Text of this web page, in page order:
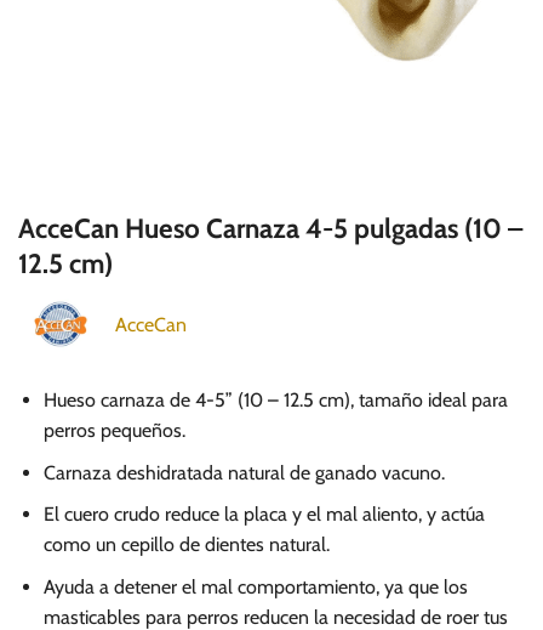
AcceCan Hueso Carnaza 4-5 pulgadas (10 –
12.5 cm)
AcceCan
Hueso carnaza de 4-5” (10 – 12.5 cm), tamaño ideal para
perros pequeños.
Carnaza deshidratada natural de ganado vacuno.
El cuero crudo reduce la placa y el mal aliento, y actúa
como un cepillo de dientes natural.
Ayuda a detener el mal comportamiento, ya que los
masticables para perros reducen la necesidad de roer tus